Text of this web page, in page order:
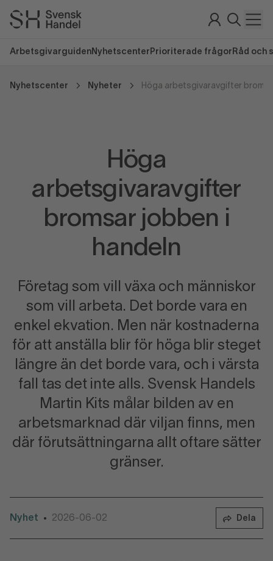
Arbetsgivarguiden Nyhetscenter Prioriterade frågor Råd och
Nyhetscenter Nyheter
Höga
arbetsgivaravgifter
bromsar jobben i
handeln
Företag som vill växa och människor
som vill arbeta. Det borde vara en
enkel ekvation. Men när kostnaderna
för att anställa blir för höga blir steget
längre än det borde vara, och i värsta
fall tas det inte alls. Svensk Handels
Martin Kits målar bilden av en
arbetsmarknad där viljan finns, men
där förutsättningarna allt oftare sätter
gränser.
Nyhet • 2026-06-02 Dela